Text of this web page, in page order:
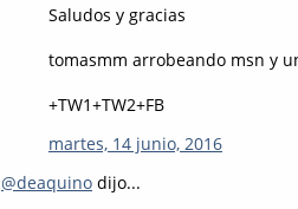
Saludos y gracias
tomasmm arrobeando msn y
+TW1+TW2+FB
martes, 14 junio, 2016
@deaquino dijo...